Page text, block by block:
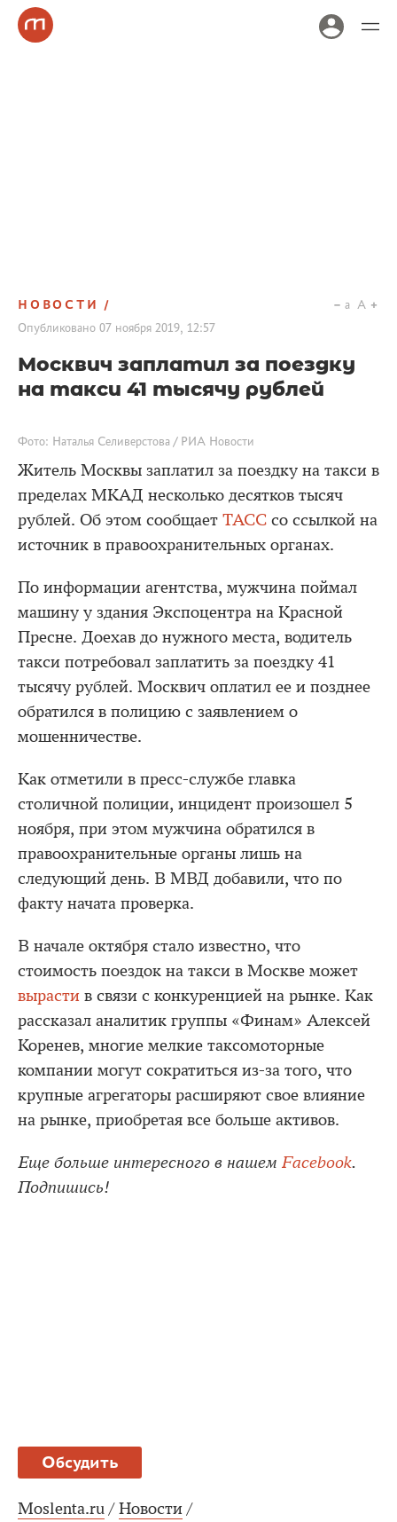
НОВОСТИ
Опубликовано 07 ноября 2019, 12:57
a A
Москвич заплатил за поездку
на такси 41 тысячу рублей
Фото: Наталья Селиверстова / РИА Новости
Житель Москвы заплатил за поездку на такси в
пределах МКАД несколько десятков тысяч
рублей. Об этом сообщает ТАСС со ссылкой на
источник в правоохранительных органах.
По информации агентства, мужчина поймал
машину у здания Экспоцентра на Красной
Пресне. Доехав до нужного места, водитель
такси потребовал заплатить за поездку 41
тысячу рублей. Москвич оплатил ее и позднее
обратился в полицию с заявлением о
мошенничестве.
Как отметили в пресс-службе главка
столичной полиции, инцидент произошел 5
ноября, при этом мужчина обратился в
правоохранительные органы лишь на
следующий день. В МВД добавили, что по
факту начата проверка.
В начале октября стало известно, что
стоимость поездок на такси в Москве может
вырасти в связи с конкуренцией на рынке. Как
рассказал аналитик группы «Финам» Алексей
Коренев, многие мелкие таксомоторные
компании могут сократиться из-за того, что
крупные агрегаторы расширяют свое влияние
на рынке, приобретая все больше активов.
Еще больше интересного в нашем Facebook.
Подпишись!
Обсудить
Moslenta.ru / Новости /